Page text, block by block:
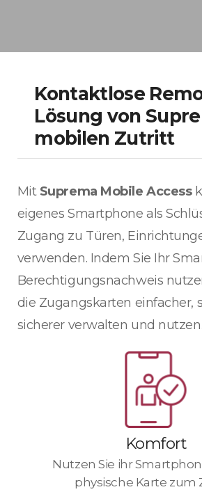
Kontaktlose
Lösung von
mobilen Zutritt
Mit Suprema Mobile Access
eigenes Smartphone als
Zugang zu Türen,
verwenden. Indem Sie Ihr
Berechtigungsnachweis
die Zugangskarten einfacher,
sicherer verwalten und nutzen.
Komfort
Nutzen Sie ihr
physische Karte zum